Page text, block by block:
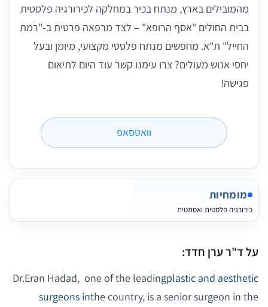
מהמובילים בארץ, מנתח בכיר במחלקה לכירורגיה פלסטית
בבית החולים "אסף הרופא" – לצד מרפאה פרטית ב-"רמת
החייל" ת"א. מחפשים מנתח פלסטי מקצועי, מיומן ובעל
יחסי אנוש מעולים? צרו עימנו קשר עוד היום לתיאום
פגישה!
וואטסאפ
מומחיות
כירורגיה פלסטית ואסתטית
על ד"ר ערן חדד:
Dr.Eran Hadad, one of the leadingplastic and aesthetic
surgeons inthe country, is a senior surgeon in the